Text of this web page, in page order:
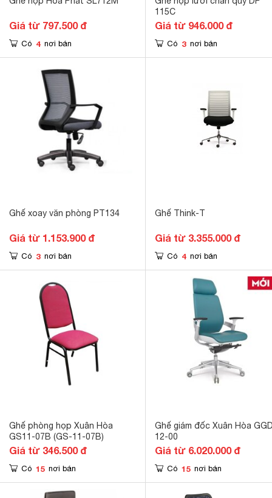
Giá từ 797.500 đ
Có 4 nơi bán
115C
Giá từ 946.000 đ
Có 3 nơi bán
Ghế xoay văn phòng PT134
Giá từ 1.153.900 đ
Có 3 nơi bán
Ghế Think-T
Giá từ 3.355.000 đ
Có 4 nơi bán
Ghế phòng họp Xuân Hòa
GS11-07B (GS-11-07B)
Giá từ 346.500 đ
Có 15 nơi bán
Ghế giám đốc Xuân Hòa
12-00
Giá từ 6.020.000 đ
Có 15 nơi bán